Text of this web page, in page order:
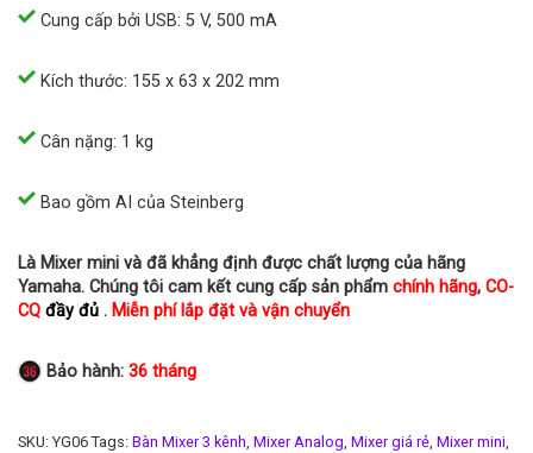
Cung cấp bởi USB: 5 V, 500 mA
Kích thước: 155 x 63 x 202 mm
Cân nặng: 1 kg
Bao gồm AI của Steinberg
Là Mixer mini và đã khẳng định được chất lượng của hãng
Yamaha. Chúng tôi cam kết cung cấp sản phẩm chính hãng, CO-
CQ đầy đủ . Miễn phí lắp đặt và vận chuyển
Bảo hành: 36 tháng
SKU: YG06 Tags: Bàn Mixer 3 kênh, Mixer Analog, Mixer giá rẻ, Mixer mini,